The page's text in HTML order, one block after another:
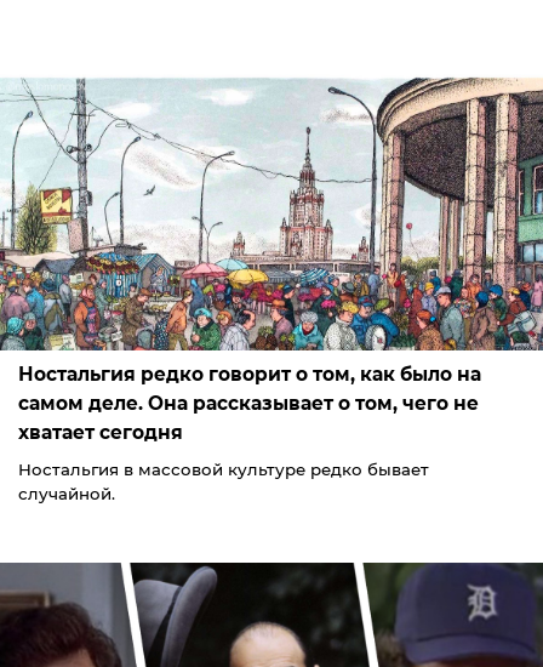
Ностальгия редко говорит о том, как было на
самом деле. Она рассказывает о том, чего не
хватает сегодня
Ностальгия в массовой культуре редко бывает
случайной.